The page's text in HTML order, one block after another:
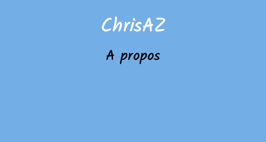
ChrisAZ
A propos